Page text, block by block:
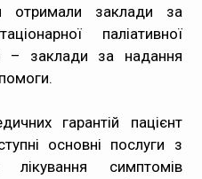
заклади за
паліативної
– заклади за надання
гарантій пацієнт
основні послуги з
лікування симптомів